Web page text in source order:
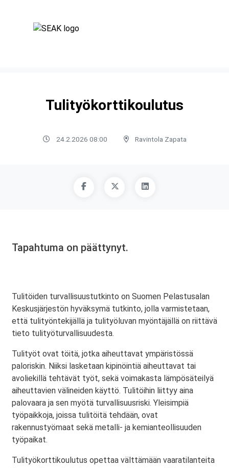
Tulityökorttikoulutus
24.2.2026 08:00 Ravintola Zapata
Tapahtuma on päättynyt.
Tulitöiden turvallisuustutkinto on Suomen Pelastusalan
Keskusjärjestön hyväksymä tutkinto, jolla varmistetaan,
että tulityöntekijällä ja tulityöluvan myöntäjällä on riittävä
tieto tulityöturvallisuudesta.
Tulityöt ovat töitä, jotka aiheuttavat ympäristössä
paloriskin. Niiksi lasketaan kipinöintiä aiheuttavat tai
avoliekillä tehtävät työt, sekä voimakasta lämpösäteilyä
aiheuttavien välineiden käyttö. Tulitöihin liittyy aina
palovaara ja sen myötä turvallisuusriski. Yleisimpiä
työpaikkoja, joissa tulitöitä tehdään, ovat
rakennustyömaat sekä metalli- ja kemianteollisuuden
työpaikat.
Tulityökorttikoulutus opettaa välttämään vaaratilanteita